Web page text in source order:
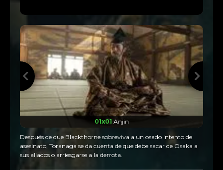
01x01 Anjin
Después de que Blackthorne sobreviva a un osado intento de
asesinato, Toranaga se da cuenta de que debe sacar de Osaka a
sus aliados o arriesgarse a la derrota.